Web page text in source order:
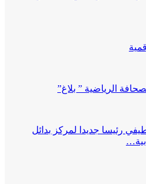
الرياضية ” بلاغ”
رئيسا جديدا لمركز بدائل